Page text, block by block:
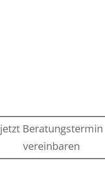
jetzt Beratungstermin
vereinbaren